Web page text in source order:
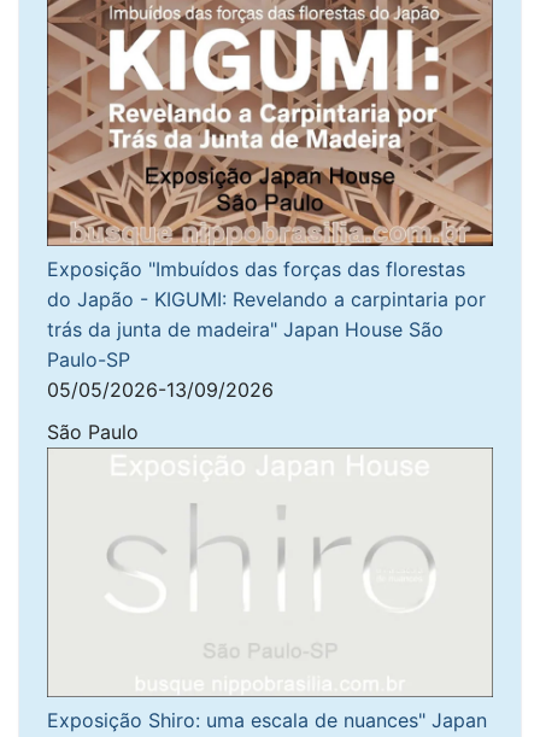
Exposição "Imbuídos das forças das florestas
do Japão - KIGUMI: Revelando a carpintaria por
trás da junta de madeira" Japan House São
Paulo-SP
05/05/2026-13/09/2026
São Paulo
Exposição Shiro: uma escala de nuances" Japan